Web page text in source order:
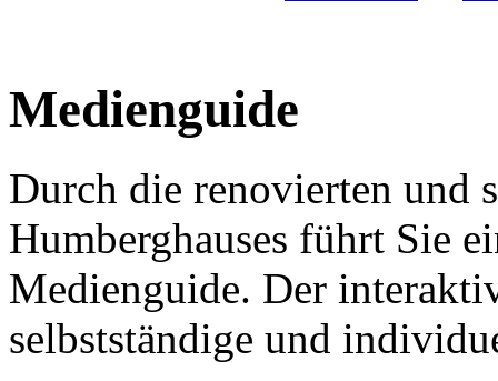
Medienguide
Durch die renovierten und
Humberghauses führt Sie
Medienguide. Der
selbstständige und